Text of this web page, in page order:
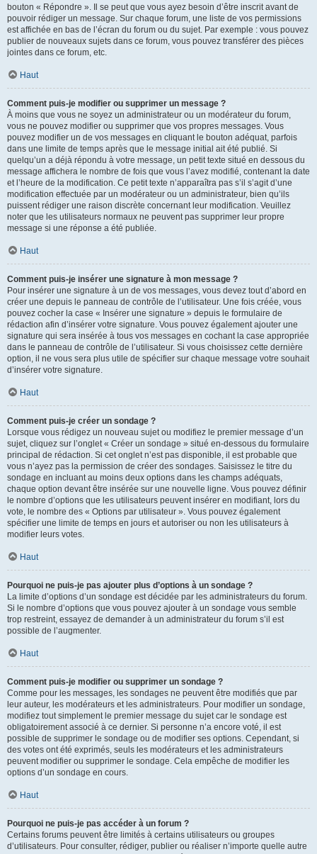
bouton « Répondre ». Il se peut que vous ayez besoin d’être inscrit avant de
pouvoir rédiger un message. Sur chaque forum, une liste de vos permissions
est affichée en bas de l’écran du forum ou du sujet. Par exemple : vous pouvez
publier de nouveaux sujets dans ce forum, vous pouvez transférer des pièces
jointes dans ce forum, etc.
Haut
Comment puis-je modifier ou supprimer un message ?
À moins que vous ne soyez un administrateur ou un modérateur du forum,
vous ne pouvez modifier ou supprimer que vos propres messages. Vous
pouvez modifier un de vos messages en cliquant le bouton adéquat, parfois
dans une limite de temps après que le message initial ait été publié. Si
quelqu’un a déjà répondu à votre message, un petit texte situé en dessous du
message affichera le nombre de fois que vous l’avez modifié, contenant la date
et l’heure de la modification. Ce petit texte n’apparaîtra pas s’il s’agit d’une
modification effectuée par un modérateur ou un administrateur, bien qu’ils
puissent rédiger une raison discrète concernant leur modification. Veuillez
noter que les utilisateurs normaux ne peuvent pas supprimer leur propre
message si une réponse a été publiée.
Haut
Comment puis-je insérer une signature à mon message ?
Pour insérer une signature à un de vos messages, vous devez tout d’abord en
créer une depuis le panneau de contrôle de l’utilisateur. Une fois créée, vous
pouvez cocher la case « Insérer une signature » depuis le formulaire de
rédaction afin d’insérer votre signature. Vous pouvez également ajouter une
signature qui sera insérée à tous vos messages en cochant la case appropriée
dans le panneau de contrôle de l’utilisateur. Si vous choisissez cette dernière
option, il ne vous sera plus utile de spécifier sur chaque message votre souhait
d’insérer votre signature.
Haut
Comment puis-je créer un sondage ?
Lorsque vous rédigez un nouveau sujet ou modifiez le premier message d’un
sujet, cliquez sur l’onglet « Créer un sondage » situé en-dessous du formulaire
principal de rédaction. Si cet onglet n’est pas disponible, il est probable que
vous n’ayez pas la permission de créer des sondages. Saisissez le titre du
sondage en incluant au moins deux options dans les champs adéquats,
chaque option devant être insérée sur une nouvelle ligne. Vous pouvez définir
le nombre d’options que les utilisateurs peuvent insérer en modifiant, lors du
vote, le nombre des « Options par utilisateur ». Vous pouvez également
spécifier une limite de temps en jours et autoriser ou non les utilisateurs à
modifier leurs votes.
Haut
Pourquoi ne puis-je pas ajouter plus d’options à un sondage ?
La limite d’options d’un sondage est décidée par les administrateurs du forum.
Si le nombre d’options que vous pouvez ajouter à un sondage vous semble
trop restreint, essayez de demander à un administrateur du forum s’il est
possible de l’augmenter.
Haut
Comment puis-je modifier ou supprimer un sondage ?
Comme pour les messages, les sondages ne peuvent être modifiés que par
leur auteur, les modérateurs et les administrateurs. Pour modifier un sondage,
modifiez tout simplement le premier message du sujet car le sondage est
obligatoirement associé à ce dernier. Si personne n’a encore voté, il est
possible de supprimer le sondage ou de modifier ses options. Cependant, si
des votes ont été exprimés, seuls les modérateurs et les administrateurs
peuvent modifier ou supprimer le sondage. Cela empêche de modifier les
options d’un sondage en cours.
Haut
Pourquoi ne puis-je pas accéder à un forum ?
Certains forums peuvent être limités à certains utilisateurs ou groupes
d’utilisateurs. Pour consulter, rédiger, publier ou réaliser n’importe quelle autre